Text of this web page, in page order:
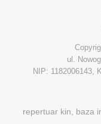
ul.
NIP: 1182006143,
repertuar kin, baza